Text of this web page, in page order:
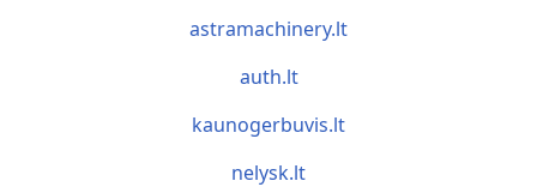
astramachinery.lt
auth.lt
kaunogerbuvis.lt
nelysk.lt